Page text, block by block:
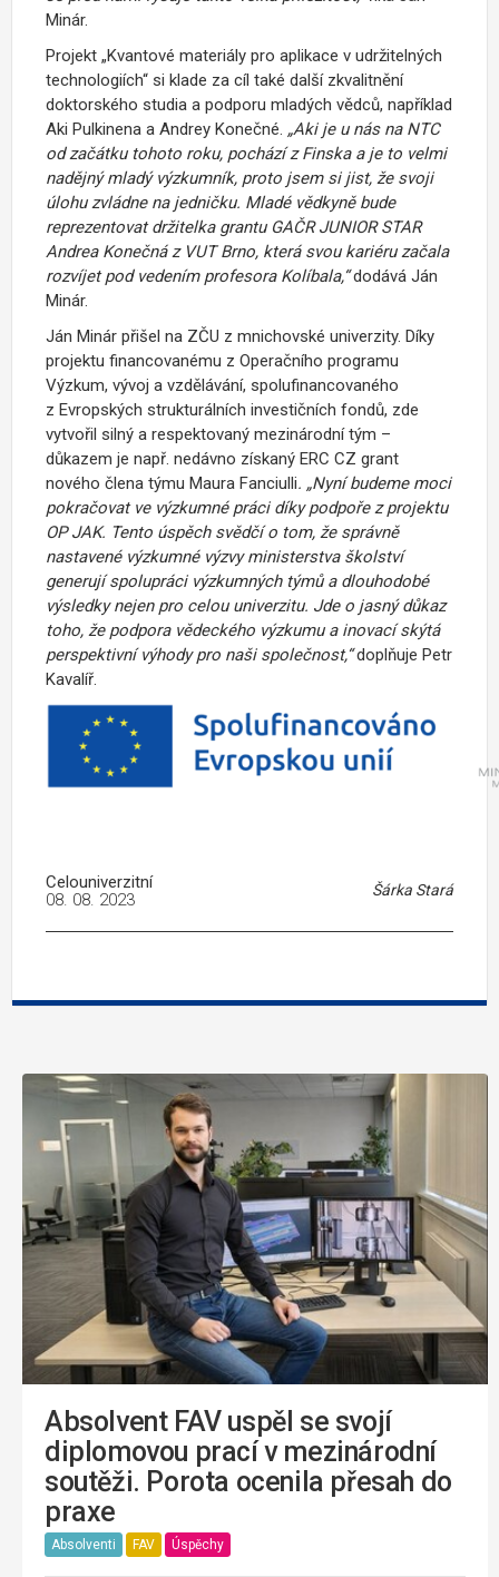
Minár.
Projekt „Kvantové materiály pro aplikace v udržitelných
technologiích“ si klade za cíl také další zkvalitnění
doktorského studia a podporu mladých vědců, například
Aki Pulkinena a Andrey Konečné. „Aki je u nás na NTC
od začátku tohoto roku, pochází z Finska a je to velmi
nadějný mladý výzkumník, proto jsem si jist, že svoji
úlohu zvládne na jedničku. Mladé vědkyně bude
reprezentovat držitelka grantu GAČR JUNIOR STAR
Andrea Konečná z VUT Brno, která svou kariéru začala
rozvíjet pod vedením profesora Kolíbala,“dodává Ján
Minár.
Ján Minár přišel na ZČU z mnichovské univerzity. Díky
projektu financovanému z Operačního programu
Výzkum, vývoj a vzdělávání, spolufinancovaného
z Evropských strukturálních investičních fondů, zde
vytvořil silný a respektovaný mezinárodní tým –
důkazem je např. nedávno získaný ERC CZ grant
nového člena týmu Maura Fanciulli. „Nyní budeme moci
pokračovat ve výzkumné práci díky podpoře z projektu
OP JAK. Tento úspěch svědčí o tom, že správně
nastavené výzkumné výzvy ministerstva školství
generují spolupráci výzkumných týmů a dlouhodobé
výsledky nejen pro celou univerzitu. Jde o jasný důkaz
toho, že podpora vědeckého výzkumu a inovací skýtá
perspektivní výhody pro naši společnost,“doplňuje Petr
Kavalíř.
Celouniverzitní Šárka Stará
08. 08. 2023
Absolvent FAV uspěl se svojí
diplomovou prací v mezinárodní
soutěži. Porota ocenila přesah do
praxe
Absolventi FAV Úspěchy